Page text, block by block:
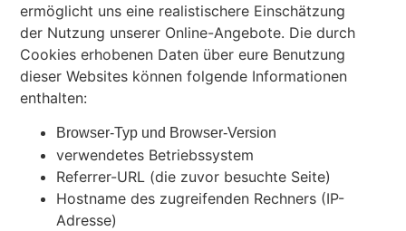
ermöglicht uns eine realistischere Einschätzung
der Nutzung unserer Online-Angebote. Die durch
Cookies erhobenen Daten über eure Benutzung
dieser Websites können folgende Informationen
enthalten:
Browser-Typ und Browser-Version
verwendetes Betriebssystem
Referrer-URL (die zuvor besuchte Seite)
Hostname des zugreifenden Rechners (IP-
Adresse)